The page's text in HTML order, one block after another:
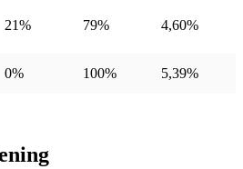
21% 79% 4,60%
0% 100% 5,39%